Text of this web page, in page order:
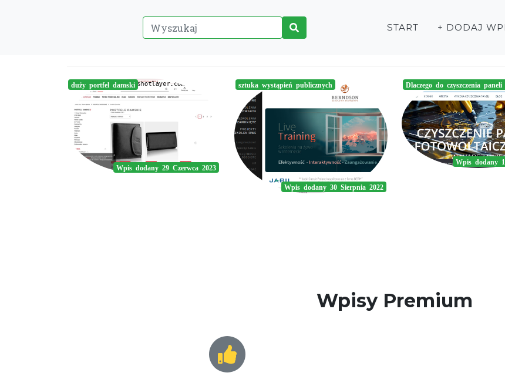
START + DODAJ
Wpis dodany 29 Czerwca 2023
duży portfel damski
Wpis dodany 30 Sierpnia 2022
sztuka wystąpień publicznych
Wpis dodany
Dlaczego do czyszczenia
Wpisy Premium